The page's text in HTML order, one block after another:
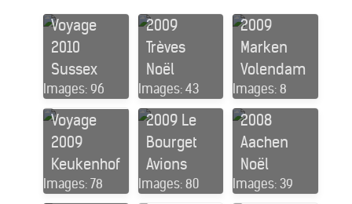
Voyage
2010
Sussex
Images: 96
2009
Trèves
Noël
Images: 43
2009
Marken
Volendam
Images: 8
Voyage
2009
Keukenhof
Images: 78
Voyage
2009 Le
Bourget
Avions
Images: 80
Voyage
2008
Aachen
Noël
Images: 39
Voyage